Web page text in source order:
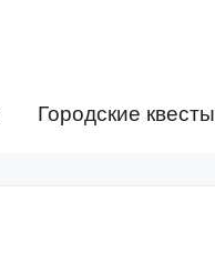
Городские квесты